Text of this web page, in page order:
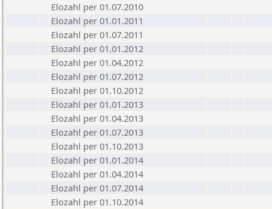
Elozahl per 01.07.2010
Elozahl per 01.01.2011
Elozahl per 01.07.2011
Elozahl per 01.01.2012
Elozahl per 01.04.2012
Elozahl per 01.07.2012
Elozahl per 01.10.2012
Elozahl per 01.01.2013
Elozahl per 01.04.2013
Elozahl per 01.07.2013
Elozahl per 01.10.2013
Elozahl per 01.01.2014
Elozahl per 01.04.2014
Elozahl per 01.07.2014
Elozahl per 01.10.2014